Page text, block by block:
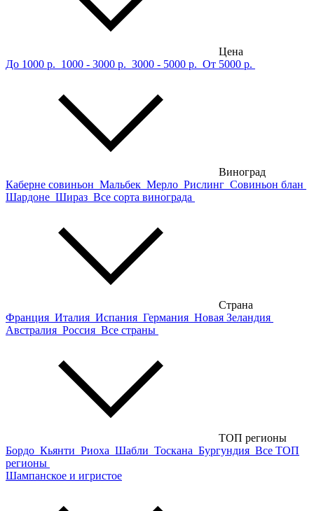
Цена
До 1000 р. 1000 - 3000 р. 3000 - 5000 р. От 5000 р.
Виноград
Каберне совиньон Мальбек Мерло Рислинг Совиньон блан
Шардоне Шираз Все сорта винограда
Страна
Франция Италия Испания Германия Новая Зеландия
Австралия Россия Все страны
ТОП регионы
Бордо Кьянти Риоха Шабли Тоскана Бургундия Все ТОП
регионы
Шампанское и игристое